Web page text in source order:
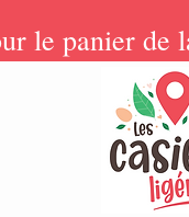
le panier de